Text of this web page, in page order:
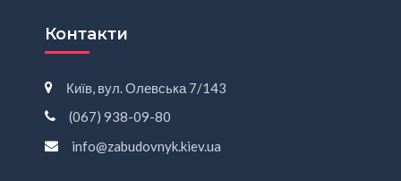
Контакти
Київ, вул. Олевська 7/143
(067) 938-09-80
info@zabudovnyk.kiev.ua